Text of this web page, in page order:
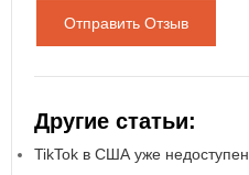
Отправить Отзыв
Другие статьи:
TikTok в США уже недоступен